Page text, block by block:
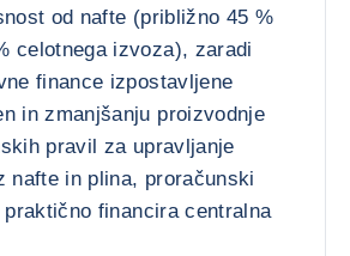
od nafte (približno 45 %
celotnega izvoza), zaradi
finance izpostavljene
in zmanjšanju proizvodnje
pravil za upravljanje
nafte in plina, proračunski
financira centralna